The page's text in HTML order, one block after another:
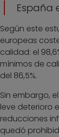
España
Según este
europeas
calidad: el
mínimos de
del 86,5%.
Sin embargo,
leve deterioro
reducciones
quedó